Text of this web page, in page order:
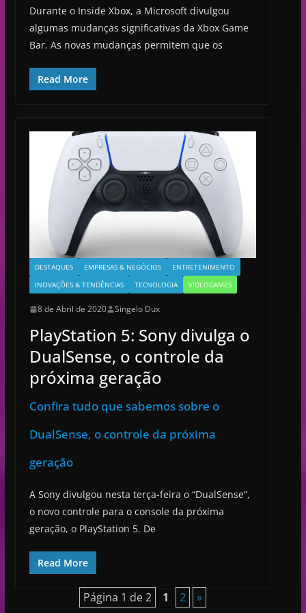
Durante o Inside Xbox, a Microsoft divulgou
algumas mudanças significativas da Xbox Game
Bar. As novas mudanças permitem que os
Read More
DESTAQUES EMPRESAS & NEGÓCIOS
ENTRETENIMENTO
INOVAÇÕES & TENDÊNCIAS
TECNOLOGIA VIDEOGAMES
8 de Abril de 2020 Singelo Dux
PlayStation 5: Sony divulga o
DualSense, o controle da
próxima geração
Confira tudo que sabemos sobre o
DualSense, o controle da próxima
geração
A Sony divulgou nesta terça-feira o “DualSense”,
o novo controle para o console da próxima
geração, o PlayStation 5. De
Read More
Página 1 de 2 1 2 »